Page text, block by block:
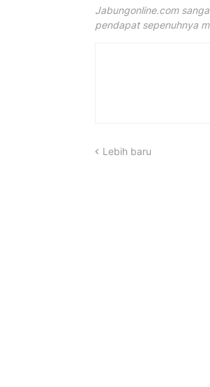
Jabungonline.com
pendapat sepenuhnya
Lebih baru